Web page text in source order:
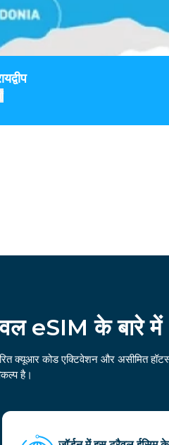
eSIM के बारे में
क्यूआर कोड एक्टिवेशन और असीमित
है।